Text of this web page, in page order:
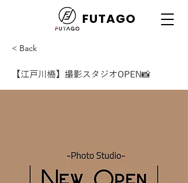
FUTAGO
< Back
【江戸川橋】撮影スタジオOPEN📸